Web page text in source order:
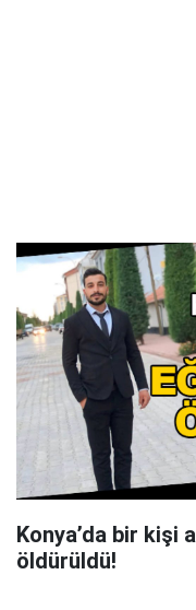
Konya’da bir kişi
öldürüldü!